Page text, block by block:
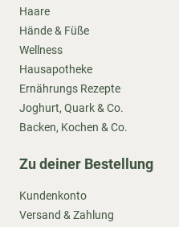
Haare
Hände & Füße
Wellness
Hausapotheke
Ernährungs Rezepte
Joghurt, Quark & Co.
Backen, Kochen & Co.
Zu deiner Bestellung
Kundenkonto
Versand & Zahlung